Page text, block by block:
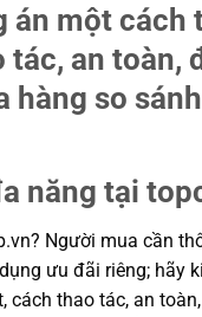
một
an
hàng so
năng tại
Người mua cần
ưu đãi riêng;
thao tác, an